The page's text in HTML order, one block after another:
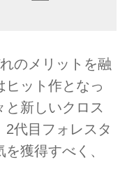
のメリットを融
ヒット作となっ
と新しいクロス
2代目フォレスタ
獲得すべく、